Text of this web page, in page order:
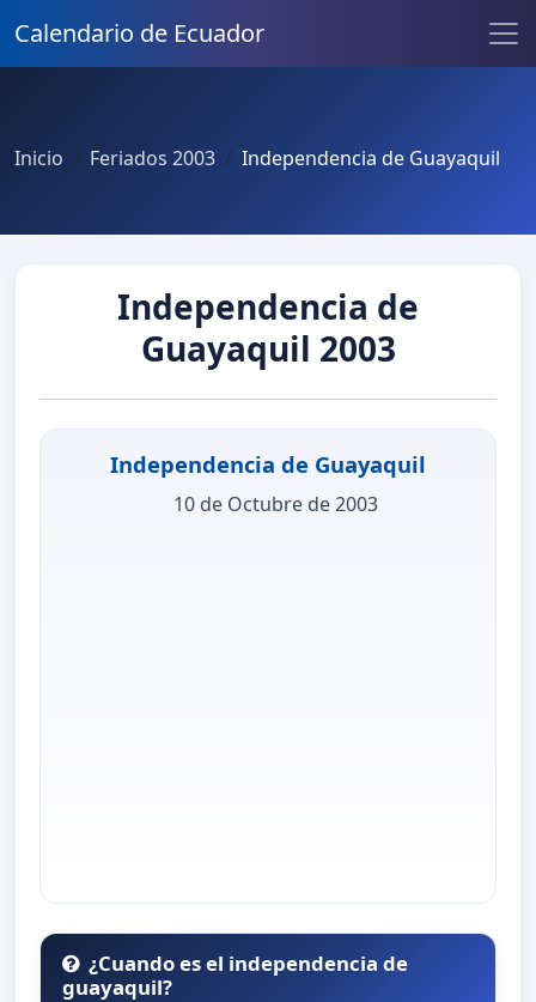
Calendario de Ecuador
Inicio Feriados 2003 Independencia de Guayaquil
Independencia de
Guayaquil 2003
Independencia de Guayaquil
10 de Octubre de 2003
¿Cuando es el independencia de
guayaquil?